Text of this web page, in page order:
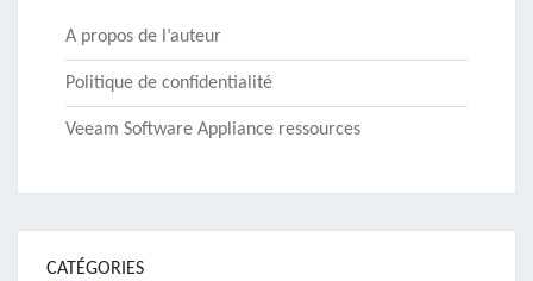
A propos de l’auteur
Politique de confidentialité
Veeam Software Appliance ressources
CATÉGORIES